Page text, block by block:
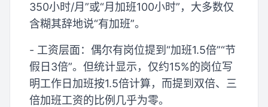
350小时/月”或“月加班100小时”，大多数仅
含糊其辞地说“有加班”。
- 工资层面：偶尔有岗位提到“加班1.5倍”“节
假日3倍”。但统计显示，仅约15%的岗位写
明工作日加班按1.5倍计算，而提到双倍、三
倍加班工资的比例几乎为零。